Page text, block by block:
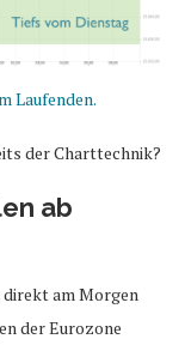
Laufenden.
der Charttechnik?
ab
direkt am Morgen
der Eurozone